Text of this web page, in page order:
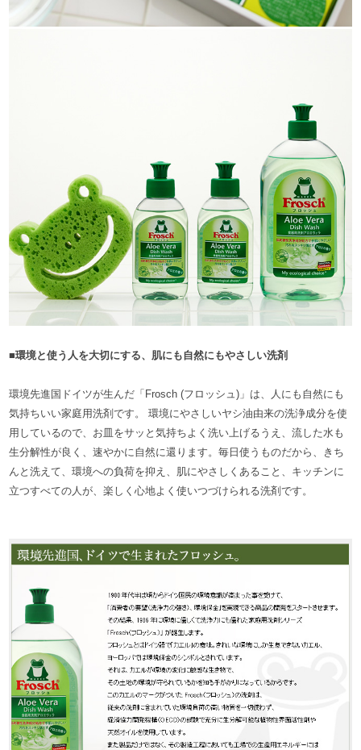
■環境と使う人を大切にする、肌にも自然にもやさしい洗剤
環境先進国ドイツが生んだ「Frosch (フロッシュ)」は、人にも自然にも
気持ちいい家庭用洗剤です。 環境にやさしいヤシ油由来の洗浄成分を使
用しているので、お皿をサッと気持ちよく洗い上げるうえ、流した水も
生分解性が良く、速やかに自然に還ります。毎日使うものだから、きち
んと洗えて、環境への負荷を抑え、肌にやさしくあること、キッチンに
立つすべての人が、楽しく心地よく使いつづけられる洗剤です。